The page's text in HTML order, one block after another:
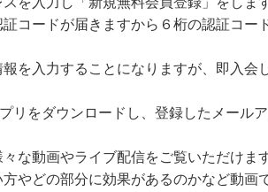
コードが届きますから６桁の認証コー
を入力することになりますが、即入会
リをダウンロードし、登録したメール
な動画やライブ配信をご覧いただけます
やどの部分に効果があるのかなど動画